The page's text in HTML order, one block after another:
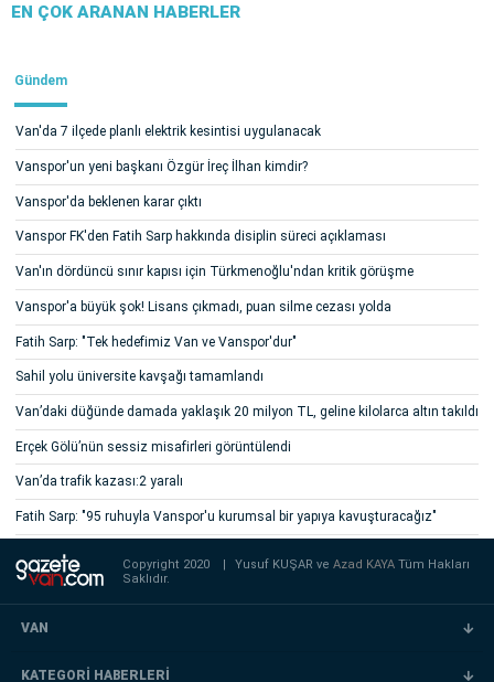
EN ÇOK ARANAN HABERLER
Gündem
Van'da 7 ilçede planlı elektrik kesintisi uygulanacak
Vanspor'un yeni başkanı Özgür İreç İlhan kimdir?
Vanspor'da beklenen karar çıktı
Vanspor FK'den Fatih Sarp hakkında disiplin süreci açıklaması
Van'ın dördüncü sınır kapısı için Türkmenoğlu'ndan kritik görüşme
Vanspor'a büyük şok! Lisans çıkmadı, puan silme cezası yolda
Fatih Sarp: "Tek hedefimiz Van ve Vanspor'dur"
Sahil yolu üniversite kavşağı tamamlandı
Van’daki düğünde damada yaklaşık 20 milyon TL, geline kilolarca altın takıldı
Erçek Gölü’nün sessiz misafirleri görüntülendi
Van’da trafik kazası:2 yaralı
Fatih Sarp: "95 ruhuyla Vanspor'u kurumsal bir yapıya kavuşturacağız"
Copyright 2020 | Yusuf KUŞAR veAzad KAYATüm Hakları
Saklıdır.
VAN
KATEGORİ HABERLERİ